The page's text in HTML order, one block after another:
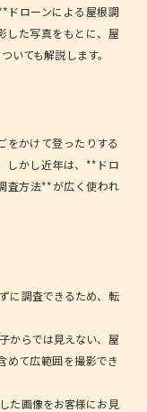
ドローンによる屋根調
した写真をもとに、屋
いても解説します。
をかけて登ったりする
しかし近年は、**ドロ
査方法**が広く使われ
に調査できるため、転
からでは見えない、屋
めて広範囲を撮影でき
た画像をお客様にお見